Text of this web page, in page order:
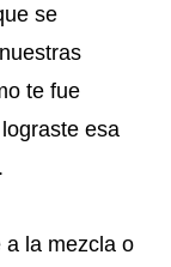
se
te fue
esa
a la mezcla o